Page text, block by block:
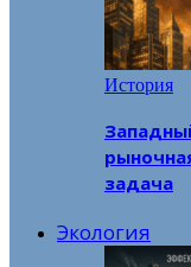
История
задача
Экология